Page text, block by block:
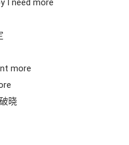
I need more
more
晓